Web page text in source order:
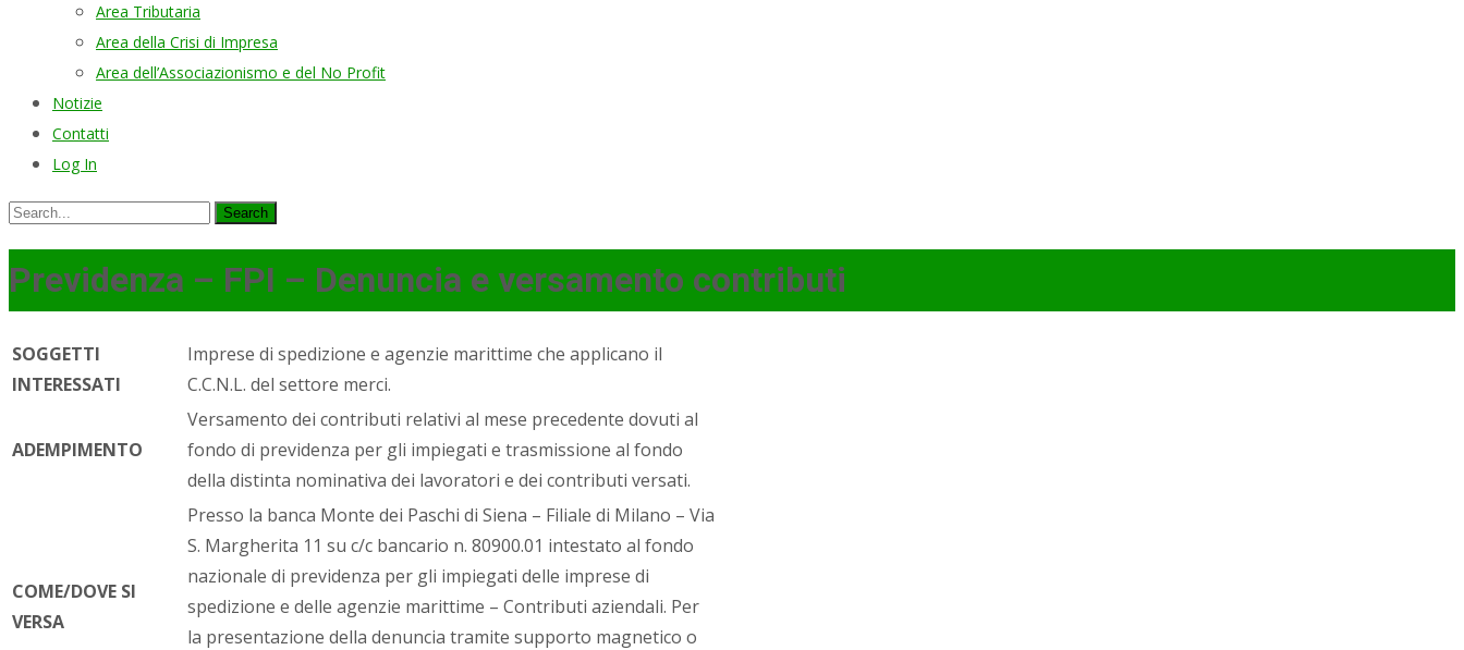
Area Tributaria
Area della Crisi di Impresa
Area dell’Associazionismo e del No Profit
Notizie
Contatti
Log In
Search
Previdenza – FPI – Denuncia e versamento contributi
SOGGETTI
INTERESSATI
Imprese di spedizione e agenzie marittime che applicano il
C.C.N.L. del settore merci.
ADEMPIMENTO
Versamento dei contributi relativi al mese precedente dovuti al
fondo di previdenza per gli impiegati e trasmissione al fondo
della distinta nominativa dei lavoratori e dei contributi versati.
COME/DOVE SI
VERSA
Presso la banca Monte dei Paschi di Siena – Filiale di Milano – Via
S. Margherita 11 su c/c bancario n. 80900.01 intestato al fondo
nazionale di previdenza per gli impiegati delle imprese di
spedizione e delle agenzie marittime – Contributi aziendali. Per
la presentazione della denuncia tramite supporto magnetico o